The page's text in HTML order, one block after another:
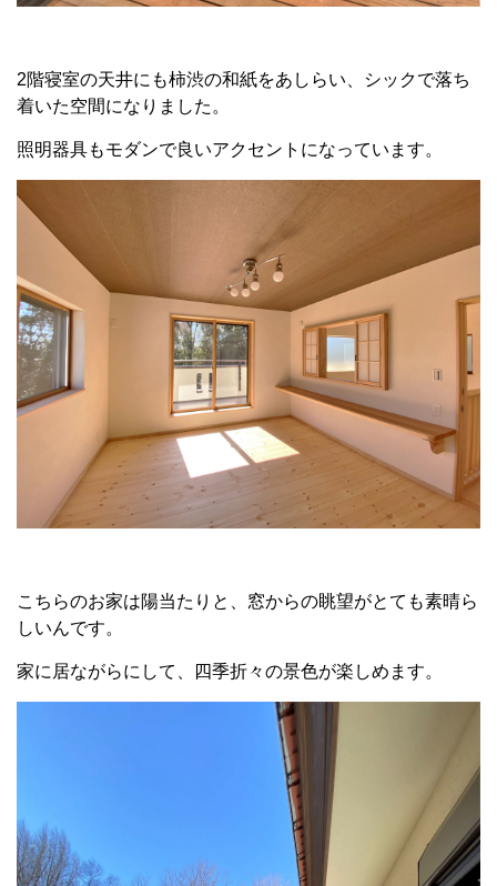
2階寝室の天井にも柿渋の和紙をあしらい、シックで落ち
着いた空間になりました。
照明器具もモダンで良いアクセントになっています。
こちらのお家は陽当たりと、窓からの眺望がとても素晴ら
しいんです。
家に居ながらにして、四季折々の景色が楽しめます。